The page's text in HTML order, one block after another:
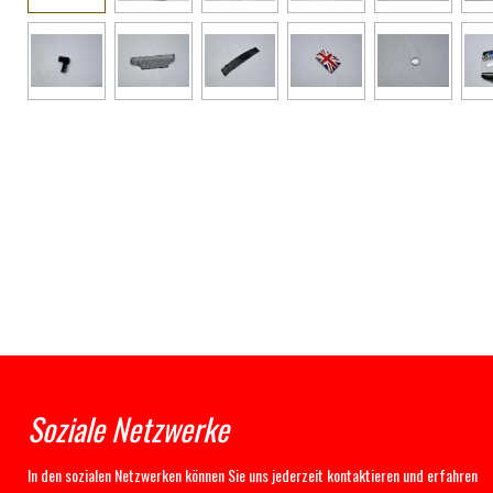
Soziale Netzwerke
In den sozialen Netzwerken können Sie uns jederzeit kontaktieren und erfahren